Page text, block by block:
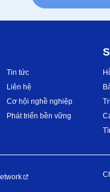
Tin tức
Liên hệ
Cơ hội nghề nghiệp
Phát triển bền vững